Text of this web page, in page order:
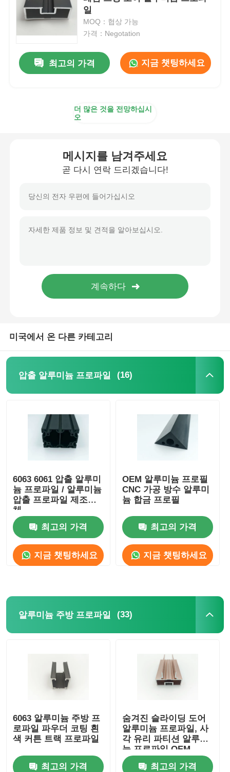
알루미늄 윈도우 프로파일
알루미늄 도어 프로파일
여닫이 창 프로필
알루미늄 트림 프로파일
일
MOQ：협상 가능
가격：Negotation
최고의 가격 지금 챗팅하세요
더 많은 것을 전망하십시
오
메시지를 남겨주세요
곧 다시 연락 드리겠습니다!
미국에서 온 다른 카테고리
압출 알루미늄 프로파일 (16)
6063 6061 압출 알루미
늄 프로파일 / 알루미늄
압출 프로파일 제조업
체
최고의 가격
지금 챗팅하세요
OEM 알루미늄 프로필
CNC 가공 방수 알루미
늄 합금 프로필
최고의 가격
지금 챗팅하세요
알루미늄 주방 프로파일 (33)
6063 알루미늄 주방 프
로파일 파우더 코팅 흰
색 커튼 트랙 프로파일
최고의 가격
숨겨진 슬라이딩 도어
알루미늄 프로파일, 사
각 유리 파티션 알루미
늄 프로파일 OEM
ODM
최고의 가격